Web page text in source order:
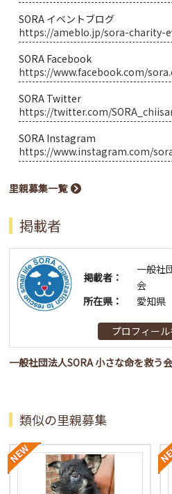
SORA イベントブログ
https://ameblo.jp/sora-charity-
SORA Facebook
https://www.facebook.com/
SORA Twitter
https://twitter.com/
SORA Instagram
https://www.instagram.com/
里親募集一覧
掲載者
掲載者：
一般社
会
所在県：
愛知県
プロフィー
一般社団法人SORA 小さな命を救う
類似の里親募集